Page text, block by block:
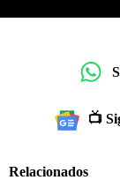
📺
Relacionados